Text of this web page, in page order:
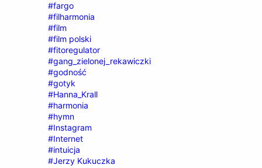
#fargo
#filharmonia
#film
#film polski
#fitoregulator
#gang_zielonej_rekawiczki
#godność
#gotyk
#Hanna_Krall
#harmonia
#hymn
#Instagram
#Internet
#intuicja
#Jerzy Kukuczka